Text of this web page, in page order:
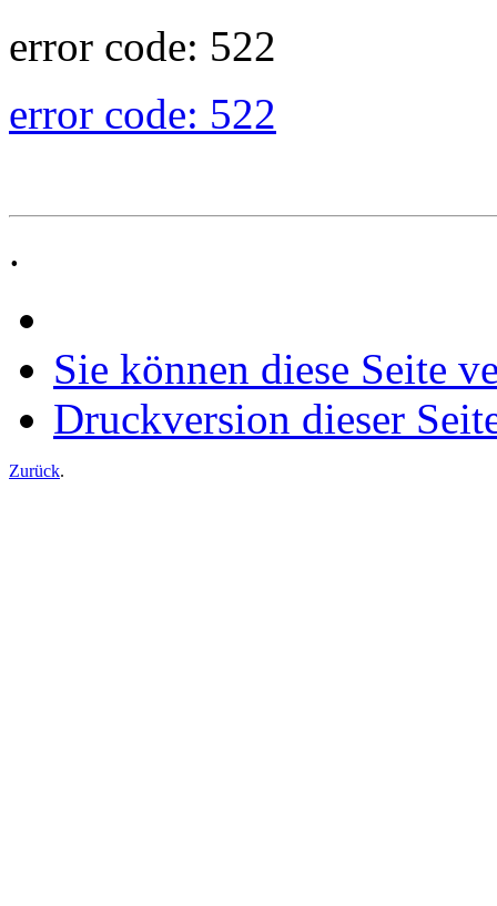
error code: 522
error code: 522
.
Sie können diese Seite
Druckversion dieser
Zurück.